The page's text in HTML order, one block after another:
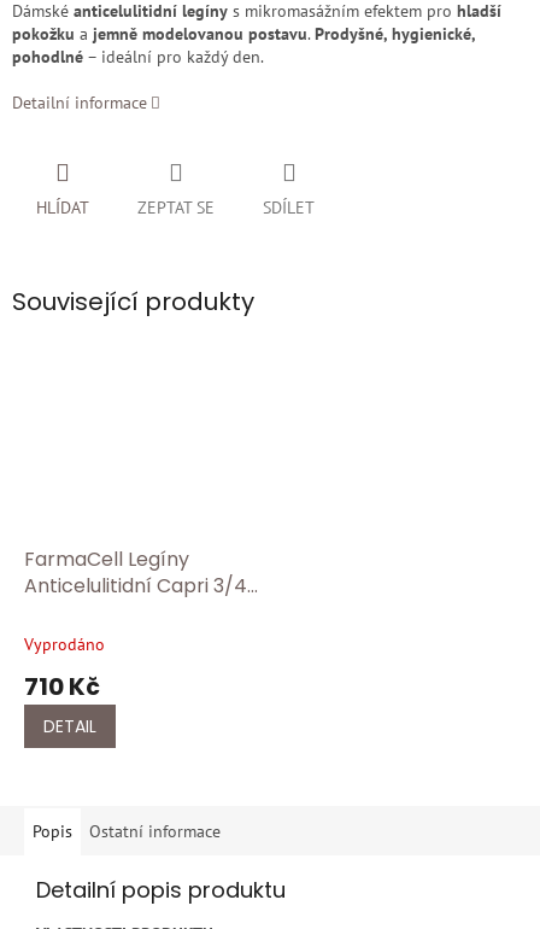
Dámské anticelulitidní legíny s mikromasážním efektem pro hladší
pokožku a jemně modelovanou postavu.Prodyšné, hygienické,
pohodlné – ideální pro každý den.
Detailní informace
ZEPTAT SE
HLÍDAT SDÍLET
Související produkty
FarmaCell Legíny
Anticelulitidní Capri 3/4
technologií Fc 604
Vyprodáno
710 Kč
DETAIL
Popis Ostatní informace
Detailní popis produktu